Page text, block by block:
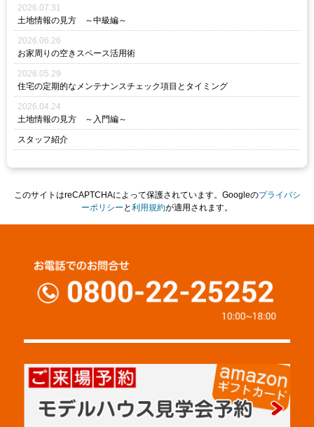
2026.07.31
土地情報の見方 ～中級編～
2026.06.26
お家周りの空きスペース活用術
2026.05.29
住宅の定期的なメンテナンスチェック項目とタイミング
2026.04.24
土地情報の見方 ～入門編～
スタッフ紹介
このサイトはreCAPTCHAによって保護されています。Googleのプライバシ
ーポリシー と利用規約が適用されます。